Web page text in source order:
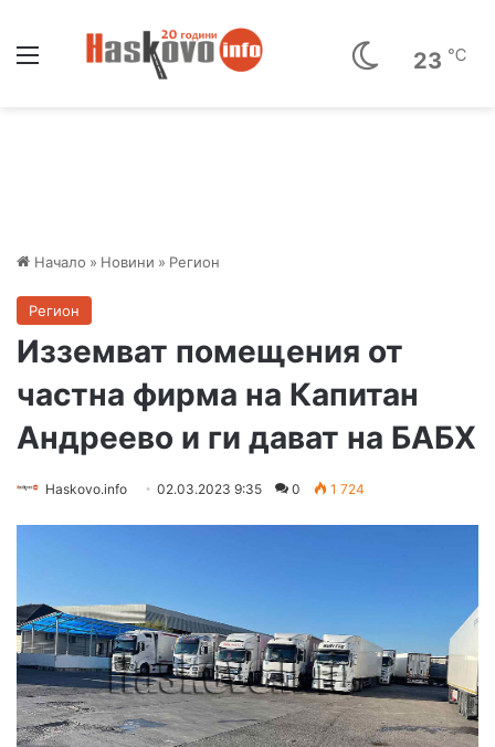
23 ℃
Начало » Новини » Регион
Регион
Изземват помещения от
частна фирма на Капитан
Андреево и ги дават на БАБХ
Haskovo.info 02.03.2023 9:35 0 1 724